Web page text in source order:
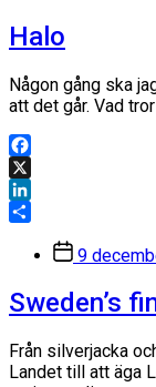
Halo
Någon gång ska
att det går. Vad
Facebook
X
LinkedIn
Inläggsdatum
9
Sweden’s
Från silverjacka
Landet till att äga